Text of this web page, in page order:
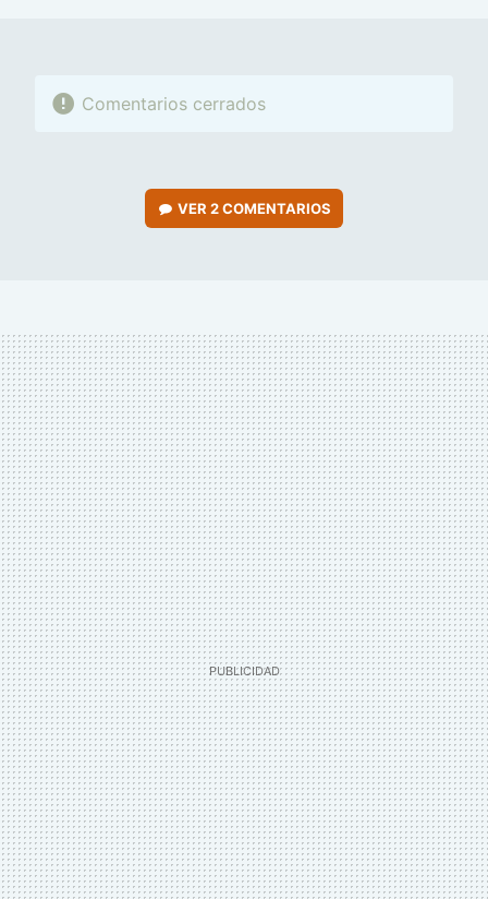
Comentarios cerrados
VER2 COMENTARIOS